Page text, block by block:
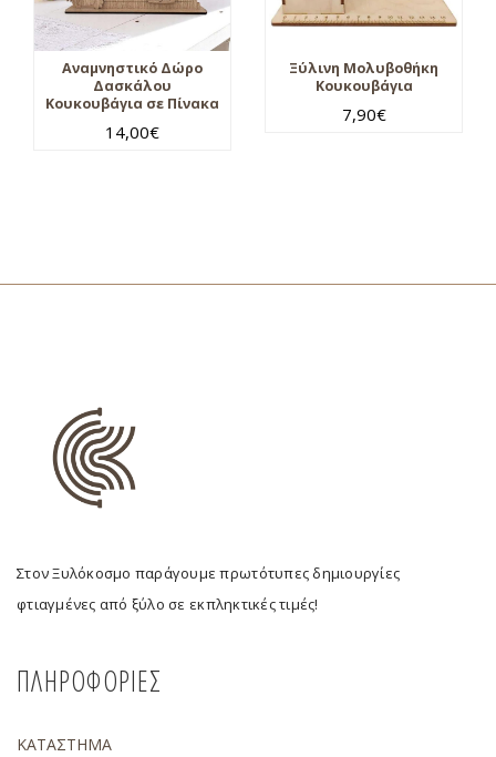
Αναμνηστικό Δώρο
Δασκάλου
Κουκουβάγια σε Πίνακα
14,00€
Ξύλινη Μολυβοθήκη
Κουκουβάγια
7,90€
Στον Ξυλόκοσμο παράγουμε πρωτότυπες δημιουργίες
φτιαγμένες από ξύλο σε εκπληκτικές τιμές!
ΠΛΗΡΟΦΟΡΙΕΣ
ΚΑΤΑΣΤΗΜΑ